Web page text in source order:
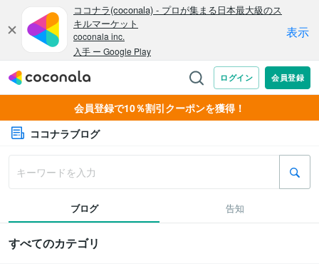
会員登録で10％割引クーポンを獲得！
ココナラブログ
ブログ 告知
すべてのカテゴリ